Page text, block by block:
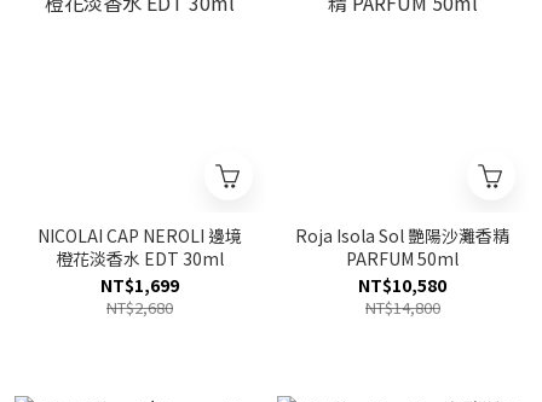
NICOLAI CAP NEROLI 邊境
橙花淡香水 EDT 30ml
NT$1,699
NT$2,680
Roja Isola Sol 艷陽沙灘香精
PARFUM 50ml
NT$10,580
NT$14,800